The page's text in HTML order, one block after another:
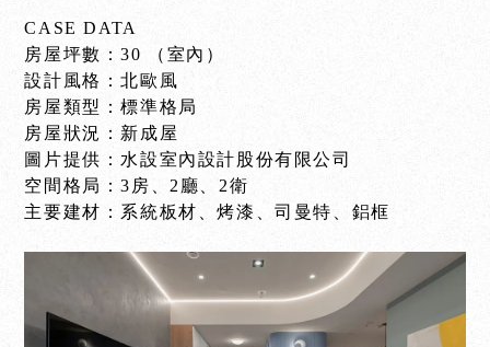
CASE DATA
房屋坪數：30 （室內）
設計風格：北歐風
房屋類型：標準格局
房屋狀況：新成屋
圖片提供：水設室內設計股份有限公司
空間格局：3房、2廳、2衛
主要建材：系統板材、烤漆、司曼特、鋁框